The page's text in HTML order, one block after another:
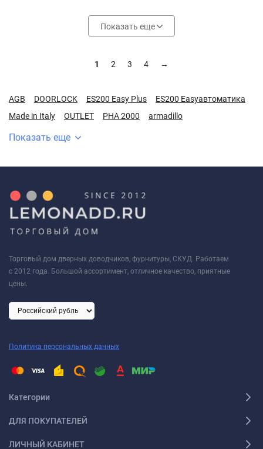
Показать еще
1 2 3 4 →
AGB DOORLOCK ES200 Easy Plus
ES200 Easyавтоматика
Made in Italy
OUTLET PHA 2000 armadillo
Показать еще
Торговый дом дверных доводчиков, фурнитуры, СКУД. Работаем
с 2012 года. Большой ассортимент, отличное качество, приятные
цены.
Политика персональных данных
Категории
ДЛЯ ПОКУПАТЕЛЕЙ
ЛИЧНЫЙ КАБИНЕТ